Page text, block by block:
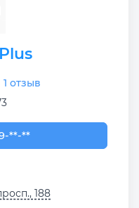
1 отзыв
31-07
**-**
188